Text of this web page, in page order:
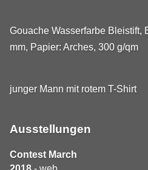
Gouache Wasserfarbe Bleistift,
mm, Papier: Arches, 300 g/qm
junger Mann mit rotem T-Shirt
Ausstellungen
Contest March